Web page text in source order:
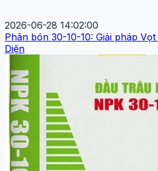
2026-06-28 14:02:00
Phân bón 30-10-10: Giải pháp
Diện